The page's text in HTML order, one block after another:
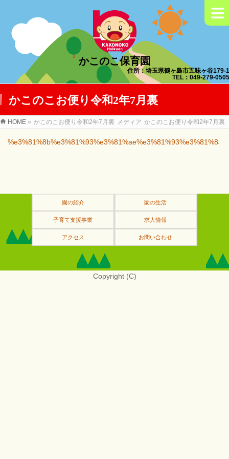
かこのこ保育園
住所：埼玉県鶴ヶ島市五味ヶ谷179-1
TEL：049-279-0505
≡
かこのこお便り令和2年7月裏
HOME » かこのこお便り令和2年7月裏 メディア かこのこお便り令和2年7月裏
園の紹介 園の生活
子育て支援事業 求人情報
アクセス お問い合わせ
Copyright (C)